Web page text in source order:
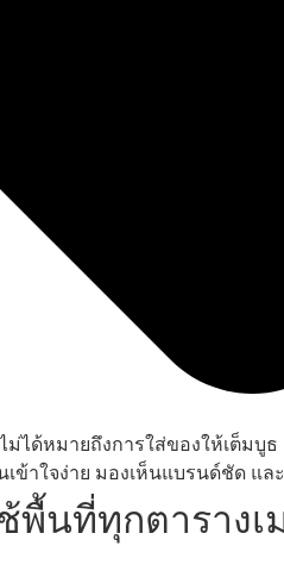
ได้หมายถึงการใส่ของให้เต็ม
ข้าใจง่าย มองเห็นแบรนด์ชัด แ
พื้นที่ทุกตาราง